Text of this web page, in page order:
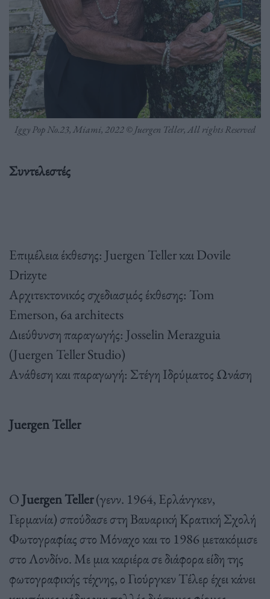
Iggy Pop No.23, Miami, 2022 © Juergen Teller, All rights Reserved
Συντελεστές
Επιμέλεια έκθεσης: Juergen Teller και Dovile
Drizyte
Αρχιτεκτονικός σχεδιασμός έκθεσης: Tom
Emerson, 6a architects
Διεύθυνση παραγωγής: Josselin Merazguia
(Juergen Teller Studio)
Ανάθεση και παραγωγή: Στέγη Ιδρύματος Ωνάση
Juergen Teller
Ο Juergen Teller(γενν. 1964, Ερλάνγκεν,
Γερμανία) σπούδασε στη Βαυαρική Κρατική Σχολή
Φωτογραφίας στο Μόναχο και το 1986 μετακόμισε
στο Λονδίνο. Με μια καριέρα σε διάφορα είδη της
φωτογραφικής τέχνης, ο Γιούργκεν Τέλερ έχει κάνει